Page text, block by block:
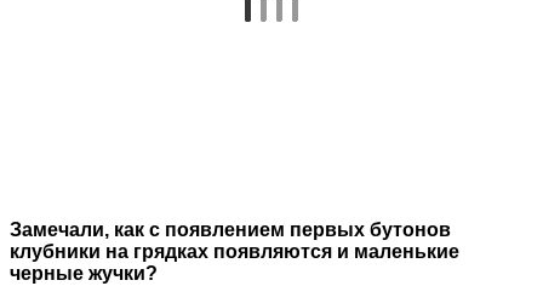
Замечали, как с появлением первых бутонов
клубники на грядках появляются и маленькие
черные жучки?